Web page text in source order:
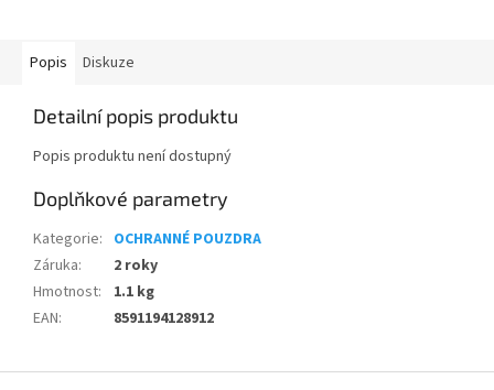
Popis Diskuze
Detailní popis produktu
Popis produktu není dostupný
Doplňkové parametry
Kategorie: OCHRANNÉ POUZDRA
Záruka:
2 roky
Hmotnost:
1.1 kg
EAN: 8591194128912